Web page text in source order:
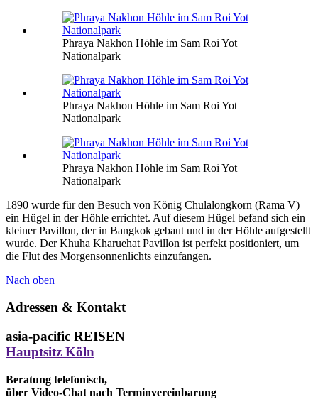
Phraya Nakhon Höhle im Sam Roi Yot
Nationalpark
Phraya Nakhon Höhle im Sam Roi Yot
Nationalpark
Phraya Nakhon Höhle im Sam Roi Yot
Nationalpark
1890 wurde für den Besuch von König Chulalongkorn (Rama V)
ein Hügel in der Höhle errichtet. Auf diesem Hügel befand sich ein
kleiner Pavillon, der in Bangkok gebaut und in der Höhle aufgestellt
wurde. Der Khuha Kharuehat Pavillon ist perfekt positioniert, um
die Flut des Morgensonnenlichts einzufangen.
Nach oben
Adressen & Kontakt
asia-pacific REISEN
Hauptsitz Köln
Beratung telefonisch,
über Video-Chat nach Terminvereinbarung